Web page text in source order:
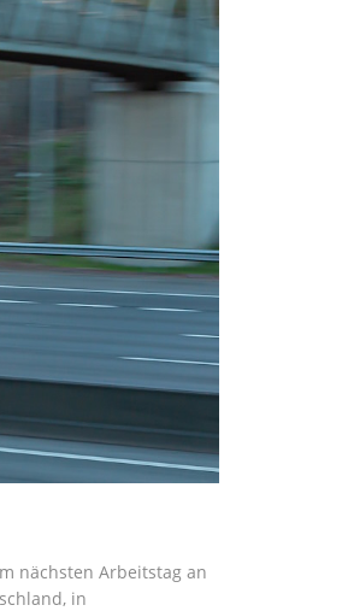
nächsten Arbeitstag an
in